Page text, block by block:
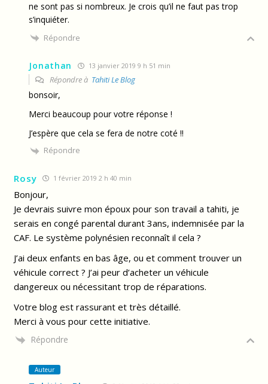
ne sont pas si nombreux. Je crois qu’il ne faut pas trop
s’inquiéter.
Répondre
Jonathan 13 janvier 2019 9 h 51 min
Répondre à Tahiti Le Blog
bonsoir,
Merci beaucoup pour votre réponse !
J’espère que cela se fera de notre coté !!
Répondre
Rosy 1 février 2019 2 h 40 min
Bonjour,
Je devrais suivre mon époux pour son travail a tahiti, je
serais en congé parental durant 3ans, indemnisée par la
CAF. Le système polynésien reconnaît il cela ?
J’ai deux enfants en bas âge, ou et comment trouver un
véhicule correct ? J’ai peur d’acheter un véhicule
dangereux ou nécessitant trop de réparations.
Votre blog est rassurant et très détaillé.
Merci à vous pour cette initiative.
Répondre
Auteur